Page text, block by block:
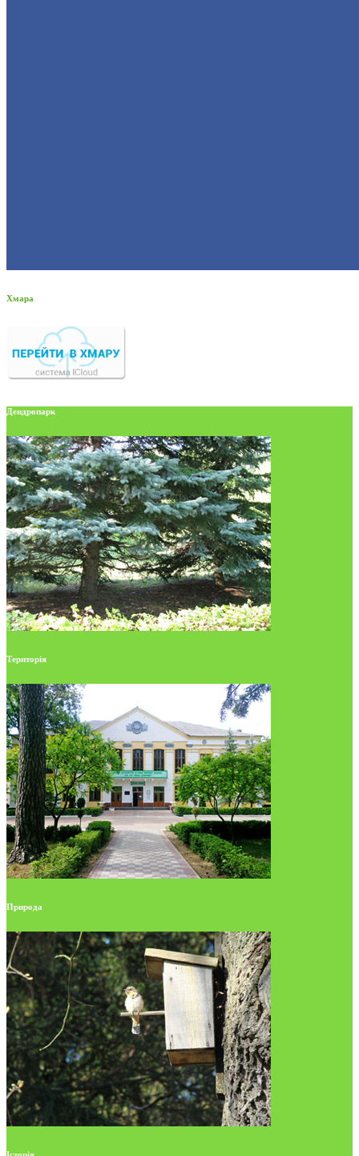
Хмара
Дендропарк
Територія
Природа
Історія